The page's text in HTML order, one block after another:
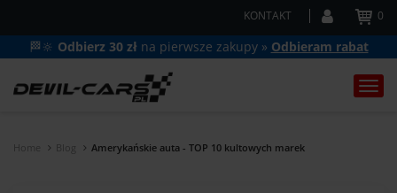
KONTAKT 0
🏁🔆 Odbierz 30 zł na pierwsze zakupy » Odbieram rabat
Home Blog Amerykańskie auta - TOP 10 kultowych marek